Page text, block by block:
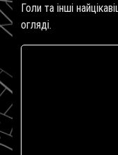
Голи та інші
огляді.